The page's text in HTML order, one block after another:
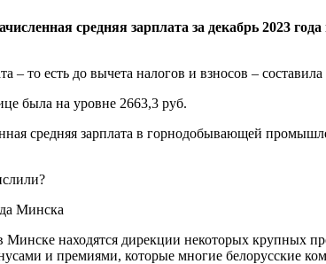
средняя зарплата за декабрь 2023
– то есть до вычета налогов и взносов –
была на уровне 2663,3 руб.
средняя зарплата в горнодобывающей
Минска
находятся дирекции некоторых крупных
и премиями, которые многие белорусские